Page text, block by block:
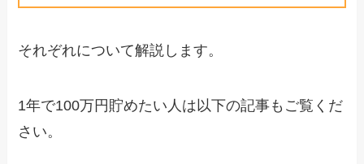
それぞれについて解説します。
1年で100万円貯めたい人は以下の記事もご覧くだ
さい。